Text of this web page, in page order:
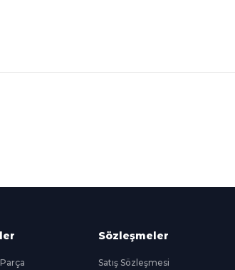
Sözleşmeler
Satış Sözleşmesi